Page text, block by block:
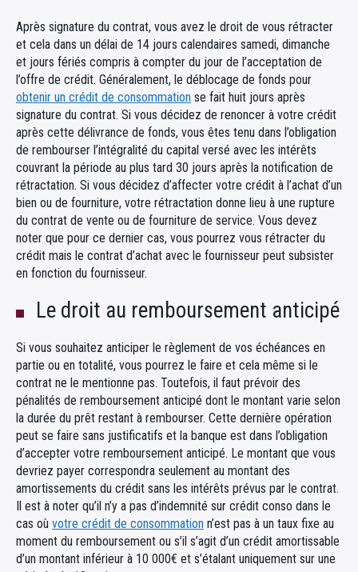
Après signature du contrat, vous avez le droit de vous rétracter
et cela dans un délai de 14 jours calendaires samedi, dimanche
et jours fériés compris à compter du jour de l’acceptation de
l’offre de crédit. Généralement, le déblocage de fonds pour
obtenir un crédit de consommation se fait huit jours après
signature du contrat. Si vous décidez de renoncer à votre crédit
après cette délivrance de fonds, vous êtes tenu dans l’obligation
de rembourser l’intégralité du capital versé avec les intérêts
couvrant la période au plus tard 30 jours après la notification de
rétractation. Si vous décidez d’affecter votre crédit à l’achat d’un
bien ou de fourniture, votre rétractation donne lieu à une rupture
du contrat de vente ou de fourniture de service. Vous devez
noter que pour ce dernier cas, vous pourrez vous rétracter du
crédit mais le contrat d’achat avec le fournisseur peut subsister
en fonction du fournisseur.
Le droit au remboursement anticipé
Si vous souhaitez anticiper le règlement de vos échéances en
partie ou en totalité, vous pourrez le faire et cela même si le
contrat ne le mentionne pas. Toutefois, il faut prévoir des
pénalités de remboursement anticipé dont le montant varie selon
la durée du prêt restant à rembourser. Cette dernière opération
peut se faire sans justificatifs et la banque est dans l’obligation
d’accepter votre remboursement anticipé. Le montant que vous
devriez payer correspondra seulement au montant des
amortissements du crédit sans les intérêts prévus par le contrat.
Il est à noter qu’il n’y a pas d’indemnité sur crédit conso dans le
cas où votre crédit de consommation n’est pas à un taux fixe au
moment du remboursement ou s’il s’agit d’un crédit amortissable
d’un montant inférieur à 10 000€ et s’étalant uniquement sur une